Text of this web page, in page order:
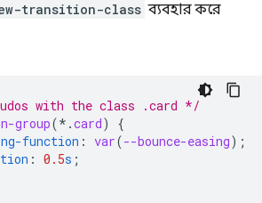
transition-class ব্যবহার করে
with the class .card */
group(* .card)
{
function : var(--bounce-easing);
: 0.5s ;